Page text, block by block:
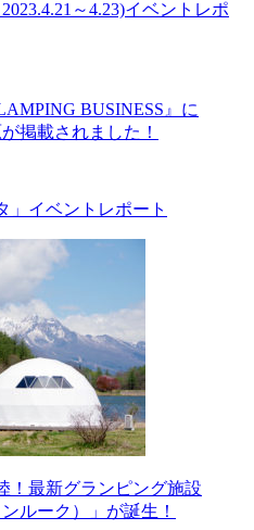
～4.23)イベントレポ
BUSINESS』に
掲載されました！
」イベントレポート
！最新グランピング施設
ルーク）」が誕生！